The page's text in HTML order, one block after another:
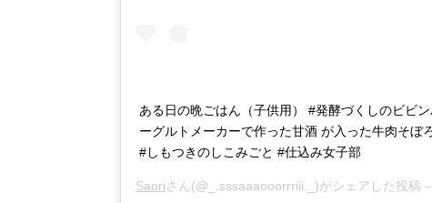
ある日の晩ごはん（子供用） #発酵づくしのビビ
ーグルトメーカーで作った甘酒 が入った牛肉そぼ
#しもつきのしこみごと #仕込み女子部
Saoriさん(@_.sssaaaooorrriii._)がシェアした投稿 –